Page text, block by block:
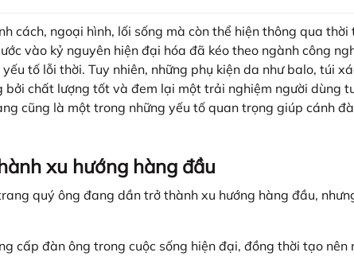
cách, ngoại hình, lối sống mà còn thể hiện thông qua
vào kỷ nguyên hiện đại hóa đã kéo theo ngành công
tố lỗi thời. Tuy nhiên, những phụ kiện da như balo, túi
bởi chất lượng tốt và đem lại một trải nghiệm người dùng
cũng là một trong những yếu tố quan trọng giúp cánh
xu hướng hàng đầu
quý ông đang dần trở thành xu hướng hàng đầu,
cấp đàn ông trong cuộc sống hiện đại, đồng thời tạo